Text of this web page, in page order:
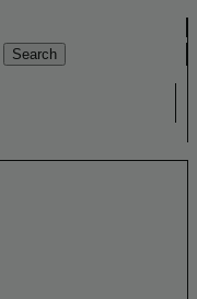
Search